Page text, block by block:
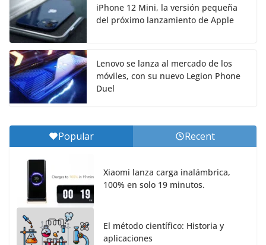
iPhone 12 Mini, la versión pequeña
del próximo lanzamiento de Apple
Lenovo se lanza al mercado de los
móviles, con su nuevo Legion Phone
Duel
Popular Recent
Xiaomi lanza carga inalámbrica,
100% en solo 19 minutos.
El método científico: Historia y
aplicaciones